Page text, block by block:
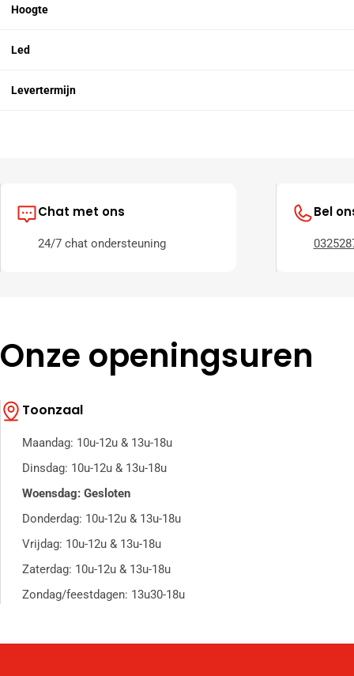
Hoogte
Led
Levertermijn
Chat met ons
24/7 chat ondersteuning
Bel
Onze openingsuren
Toonzaal
Maandag: 10u-12u & 13u-18u
Dinsdag: 10u-12u & 13u-18u
Woensdag: Gesloten
Donderdag: 10u-12u & 13u-18u
Vrijdag: 10u-12u & 13u-18u
Zaterdag: 10u-12u & 13u-18u
Zondag/feestdagen: 13u30-18u